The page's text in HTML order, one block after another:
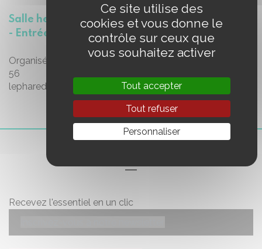
Salle henri Queffélec - Riantec 56 Ouvert à tous
- Entrée gratuite
Organisé par l’association le Phare des Atypiques - TND
56
lepharedesatypiques.tnd56@laposte.net
Recevez l'essentiel en un clic
Ce site utilise des
cookies et vous donne le
contrôle sur ceux que
vous souhaitez activer
Tout accepter
Tout refuser
Personnaliser